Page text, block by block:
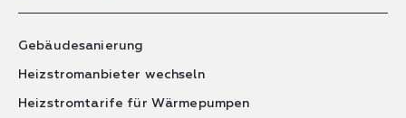
Gebäudesanierung
Heizstromanbieter wechseln
Heizstromtarife für Wärmepumpen